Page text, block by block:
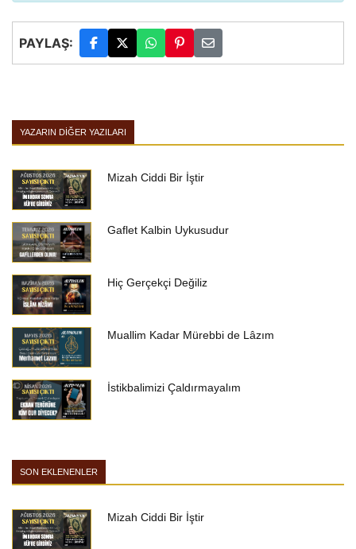
PAYLAŞ:
YAZARIN DIĞER YAZILARI
Mizah Ciddi Bir İştir
Gaflet Kalbin Uykusudur
Hiç Gerçekçi Değiliz
Muallim Kadar Mürebbi de Lâzım
İstikbalimizi Çaldırmayalım
SON EKLENENLER
Mizah Ciddi Bir İştir